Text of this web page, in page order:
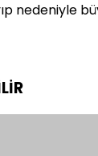
nedeniyle